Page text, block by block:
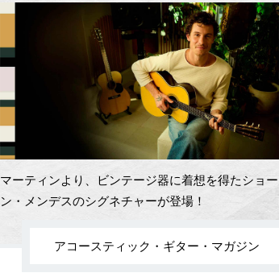
マーティンより、ビンテージ器に着想を得たショー
ン・メンデスのシグネチャーが登場！
アコースティック・ギター・マガジン